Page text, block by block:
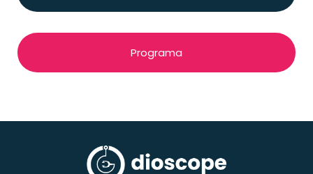
Programa